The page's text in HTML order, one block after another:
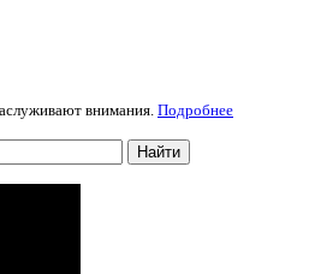
внимания. Подробнее
Найти